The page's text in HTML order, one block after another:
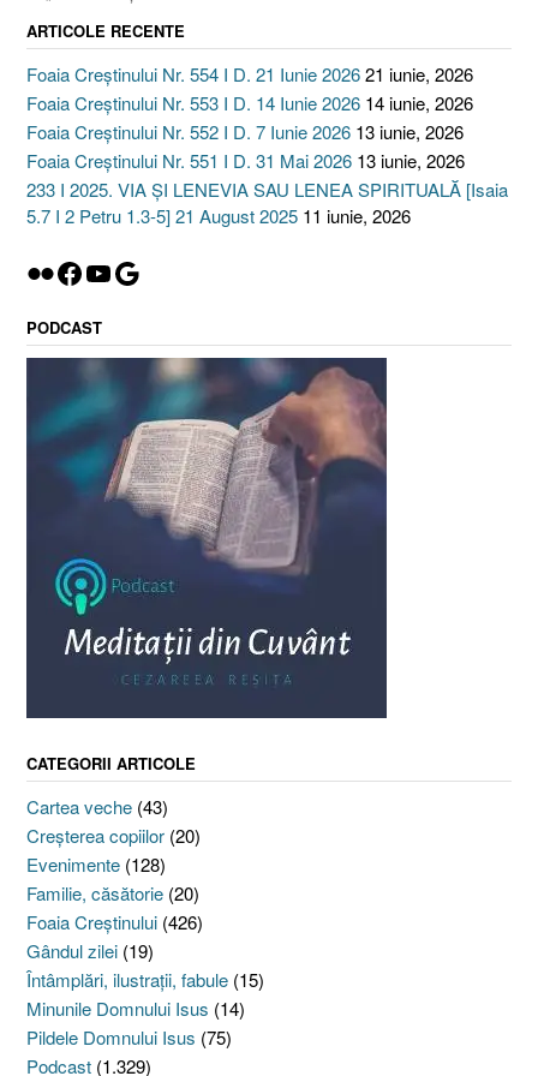
ARTICOLE RECENTE
Foaia Creștinului Nr. 554 I D. 21 Iunie 202621 iunie, 2026
Foaia Creștinului Nr. 553 I D. 14 Iunie 2026 14 iunie, 2026
Foaia Creștinului Nr. 552 I D. 7 Iunie 2026 13 iunie, 2026
Foaia Creștinului Nr. 551 I D. 31 Mai 2026 13 iunie, 2026
233 I 2025. VIA ȘI LENEVIA SAU LENEA SPIRITUALĂ [Isaia
5.7 I 2 Petru 1.3-5] 21 August 2025 11 iunie, 2026
Flickr
Facebook
YouTube
Google
PODCAST
CATEGORII ARTICOLE
Cartea veche (43)
Creşterea copiilor (20)
Evenimente (128)
Familie, căsătorie (20)
Foaia Creştinului (426)
Gândul zilei (19)
Întâmplări, ilustraţii, fabule (15)
Minunile Domnului Isus (14)
Pildele Domnului Isus (75)
Podcast (1.329)